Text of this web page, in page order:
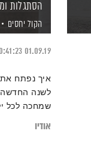
הסתגלות
הקול יחסים
01.09.19
איך נפתח את
לשנה
שמחכה לכל
אודיו